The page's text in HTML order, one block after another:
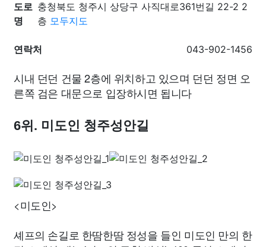
도로
명
충청북도 청주시 상당구 사직대로361번길 22-2 2
층 모두지도
연락처 043-902-1456
시내 던던 건물 2층에 위치하고 있으며 던던 정면 오
른쪽 검은 대문으로 입장하시면 됩니다
6위. 미도인 청주성안길
<미도인>
셰프의 손길로 한땀한땀 정성을 들인 미도인 만의 한